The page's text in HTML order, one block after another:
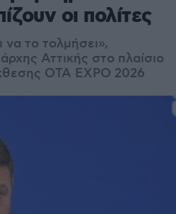
οι πολίτες
το τολμήσει»,
Αττικής στο πλαίσιο
ΟΤΑ EXPO 2026